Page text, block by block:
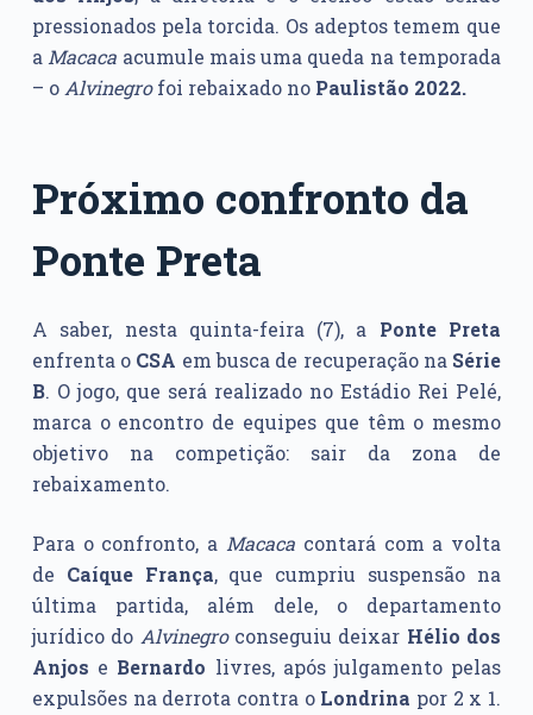
pressionados pela torcida. Os adeptos temem que
aMacaca acumule mais uma queda na temporada
– oAlvinegrofoi rebaixado no Paulistão 2022.
Próximo confronto da
Ponte Preta
A saber, nesta quinta-feira (7), a Ponte Preta
enfrenta o CSA em busca de recuperação na Série
B. O jogo, que será realizado no Estádio Rei Pelé,
marca o encontro de equipes que têm o mesmo
objetivo na competição: sair da zona de
rebaixamento.
Para o confronto, a Macaca contará com a volta
de Caíque França, que cumpriu suspensão na
última partida, além dele, o departamento
jurídico do Alvinegro conseguiu deixar Hélio dos
Anjos e Bernardo livres, após julgamento pelas
expulsões na derrota contra o Londrina por 2 x 1.